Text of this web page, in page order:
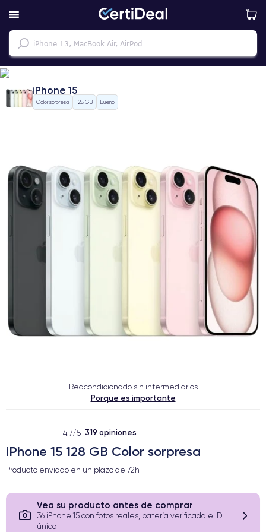
iPhone 15
Color sorpresa 128 GB Bueno
Reacondicionado sin intermediarios
Porque es importante
4.7/5-319 opiniones
iPhone 15 128 GB Color sorpresa
Producto enviado en un plazo de 72h
Vea su producto antes de comprar
36 iPhone 15 con fotos reales, batería verificada e ID
único